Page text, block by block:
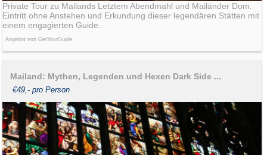
Private Tour zu Mailands Letztem Abendmahl und Mailänder Dom.
Eintritt ohne Anstehen und Erkundung dieser legendären Stätten mit
einem engagierten Guide.
Angebot von GetYourGuide
Mailand: Mythen, Legenden und Hexen Dark Side ...
€49,- pro Person